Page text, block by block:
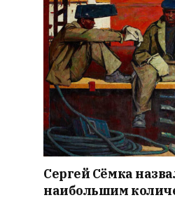
Сергей Сёмка
наибольшим